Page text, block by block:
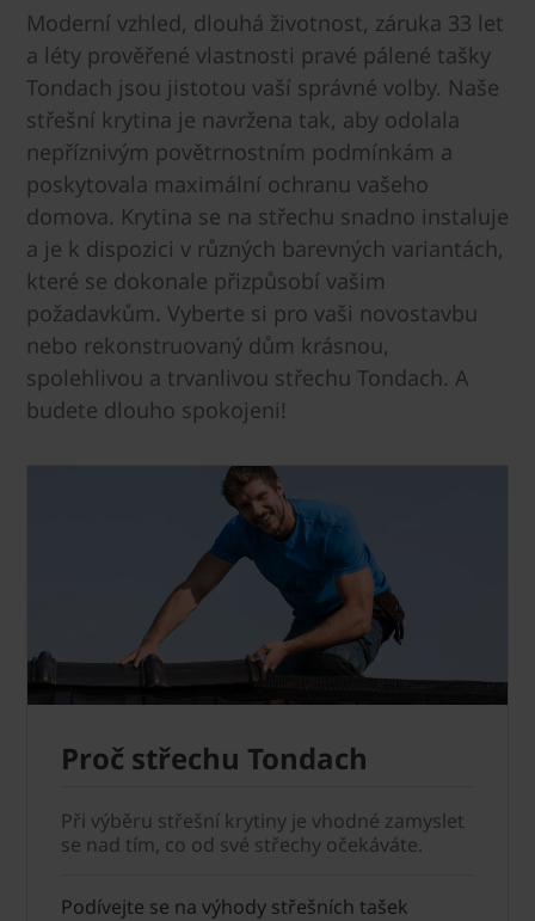
Moderní vzhled, dlouhá životnost, záruka 33 let
a léty prověřené vlastnosti pravé pálené tašky
Tondach jsou jistotou vaší správné volby. Naše
střešní krytina je navržena tak, aby odolala
nepříznivým povětrnostním podmínkám a
poskytovala maximální ochranu vašeho
domova. Krytina se na střechu snadno instaluje
a je k dispozici v různých barevných variantách,
které se dokonale přizpůsobí vašim
požadavkům. Vyberte si pro vaši novostavbu
nebo rekonstruovaný dům krásnou,
spolehlivou a trvanlivou střechu Tondach. A
budete dlouho spokojeni!
Proč střechu Tondach
Při výběru střešní krytiny je vhodné zamyslet
se nad tím, co od své střechy očekáváte.
Podívejte se na výhody střešních tašek